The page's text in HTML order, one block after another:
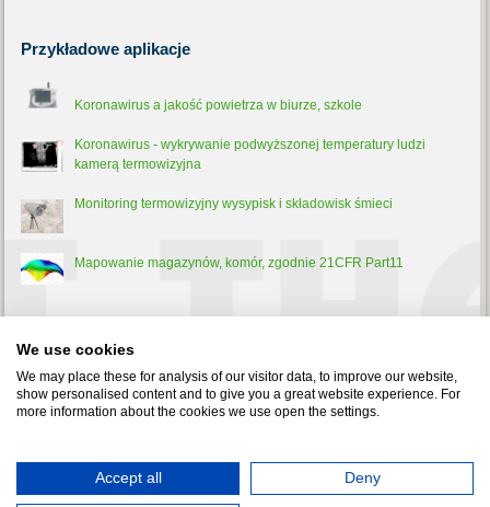
Przykładowe aplikacje
Koronawirus a jakość powietrza w biurze, szkole
Koronawirus - wykrywanie podwyższonej temperatury ludzi
kamerą termowizyjna
Monitoring termowizyjny wysypisk i składowisk śmieci
Mapowanie magazynów, komór, zgodnie 21CFR Part11
Pirometr - co to jest, jak działa i do czego służy?
Test-Therm Sp. z o.o. 30-009 Kraków, ul. Friedleina 4-6 tel.:
126321301,126326188
office@test-therm.pl
Copyright © 2022 TEST-THERM - Aparatura Kontrolno-Pomiarowa.
We use cookies
We may place these for analysis of our visitor data, to improve our website,
show personalised content and to give you a great website experience. For
more information about the cookies we use open the settings.
Accept all Deny